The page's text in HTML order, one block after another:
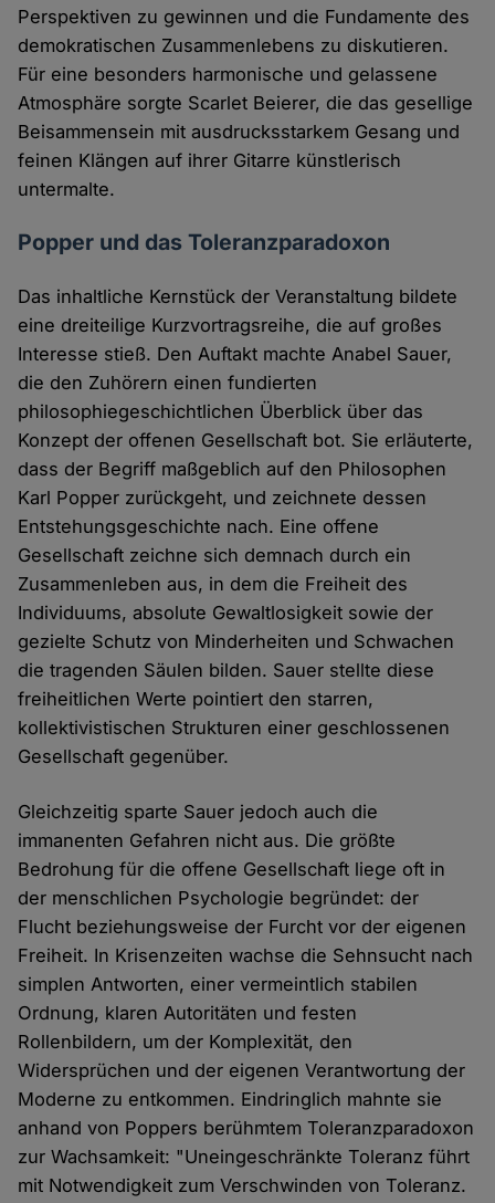
Perspektiven zu gewinnen und die Fundamente des
demokratischen Zusammenlebens zu diskutieren.
Für eine besonders harmonische und gelassene
Atmosphäre sorgte Scarlet Beierer, die das gesellige
Beisammensein mit ausdrucksstarkem Gesang und
feinen Klängen auf ihrer Gitarre künstlerisch
untermalte.
Popper und das Toleranzparadoxon
Das inhaltliche Kernstück der Veranstaltung bildete
eine dreiteilige Kurzvortragsreihe, die auf großes
Interesse stieß. Den Auftakt machte Anabel Sauer,
die den Zuhörern einen fundierten
philosophiegeschichtlichen Überblick über das
Konzept der offenen Gesellschaft bot. Sie erläuterte,
dass der Begriff maßgeblich auf den Philosophen
Karl Popper zurückgeht, und zeichnete dessen
Entstehungsgeschichte nach. Eine offene
Gesellschaft zeichne sich demnach durch ein
Zusammenleben aus, in dem die Freiheit des
Individuums, absolute Gewaltlosigkeit sowie der
gezielte Schutz von Minderheiten und Schwachen
die tragenden Säulen bilden. Sauer stellte diese
freiheitlichen Werte pointiert den starren,
kollektivistischen Strukturen einer geschlossenen
Gesellschaft gegenüber.
Gleichzeitig sparte Sauer jedoch auch die
immanenten Gefahren nicht aus. Die größte
Bedrohung für die offene Gesellschaft liege oft in
der menschlichen Psychologie begründet: der
Flucht beziehungsweise der Furcht vor der eigenen
Freiheit. In Krisenzeiten wachse die Sehnsucht nach
simplen Antworten, einer vermeintlich stabilen
Ordnung, klaren Autoritäten und festen
Rollenbildern, um der Komplexität, den
Widersprüchen und der eigenen Verantwortung der
Moderne zu entkommen. Eindringlich mahnte sie
anhand von Poppers berühmtem Toleranzparadoxon
zur Wachsamkeit: "Uneingeschränkte Toleranz führt
mit Notwendigkeit zum Verschwinden von Toleranz.